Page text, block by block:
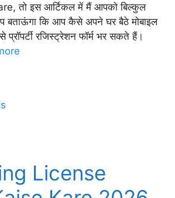
तो इस आर्टिकल में मैं आपको बिल्कुल
बताऊंगा कि आप कैसे अपने घर बैठे मोबाइल
प्रॉपर्टी रजिस्ट्रेशन फॉर्म भर सकते हैं।
License